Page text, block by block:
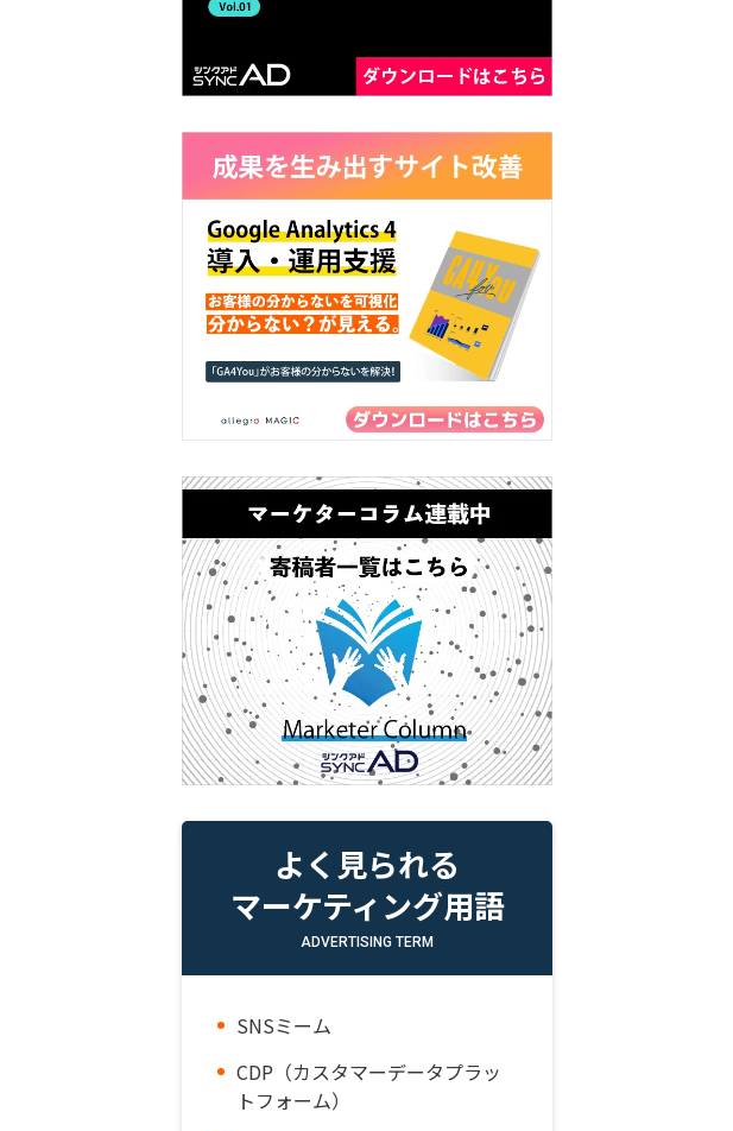
よく見られる
マーケティング用語
ADVERTISING TERM
SNSミーム
CDP（カスタマーデータプラッ
トフォーム）